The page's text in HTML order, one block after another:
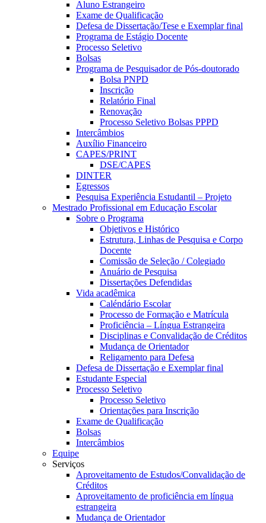
Aluno Estrangeiro
Exame de Qualificação
Defesa de Dissertação/Tese e Exemplar final
Programa de Estágio Docente
Processo Seletivo
Bolsas
Programa de Pesquisador de Pós-doutorado
Bolsa PNPD
Inscrição
Relatório Final
Renovação
Processo Seletivo Bolsas PPPD
Intercâmbios
Auxílio Financeiro
CAPES/PRINT
DSE/CAPES
DINTER
Egressos
Pesquisa Experiência Estudantil – Projeto
Mestrado Profissional em Educação Escolar
Sobre o Programa
Objetivos e Histórico
Estrutura, Linhas de Pesquisa e Corpo
Docente
Comissão de Seleção / Colegiado
Anuário de Pesquisa
Dissertações Defendidas
Vida acadêmica
Caléndário Escolar
Processo de Formação e Matrícula
Proficiência – Língua Estrangeira
Disciplinas e Convalidação de Créditos
Mudança de Orientador
Religamento para Defesa
Defesa de Dissertação e Exemplar final
Estudante Especial
Processo Seletivo
Processo Seletivo
Orientações para Inscrição
Exame de Qualificação
Bolsas
Intercâmbios
Equipe
Serviços
Aproveitamento de Estudos/Convalidação de
Créditos
Aproveitamento de proficiência em língua
estrangeira
Mudança de Orientador